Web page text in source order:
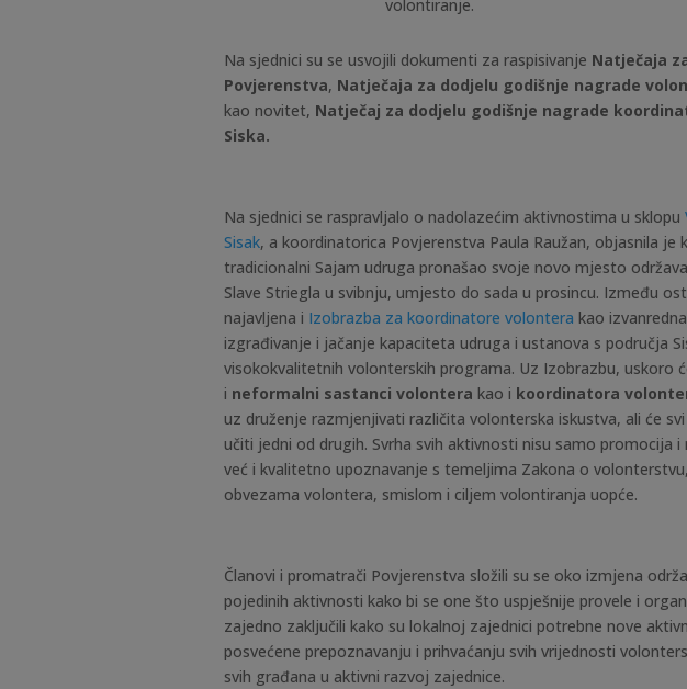
volontiranje.
Na sjednici su se usvojili dokumenti za raspisivanje Natječaja
Povjerenstva, Natječaja za dodjelu godišnje nagrade
kao novitet, Natječaj za dodjelu godišnje nagrade
Siska.
Na sjednici se raspravljalo o nadolazećim aktivnostima u sklopu
Sisak, a koordinatorica Povjerenstva Paula Raužan, objasnila je
tradicionalni Sajam udruga pronašao svoje novo mjesto
Slave Striegla u svibnju, umjesto do sada u prosincu. Između
najavljena i Izobrazba za koordinatore volontera kao
izgrađivanje i jačanje kapaciteta udruga i ustanova s područja
visokokvalitetnih volonterskih programa. Uz Izobrazbu, uskoro
i neformalni sastanci volontera kao i koordinatora
uz druženje razmjenjivati različita volonterska iskustva, ali će
učiti jedni od drugih. Svrha svih aktivnosti nisu samo promocija
već i kvalitetno upoznavanje s temeljima Zakona o
obvezama volontera, smislom i ciljem volontiranja uopće.
Članovi i promatrači Povjerenstva složili su se oko izmjena
pojedinih aktivnosti kako bi se one što uspješnije provele i
zajedno zaključili kako su lokalnoj zajednici potrebne nove
posvećene prepoznavanju i prihvaćanju svih vrijednosti
svih građana u aktivni razvoj zajednice.